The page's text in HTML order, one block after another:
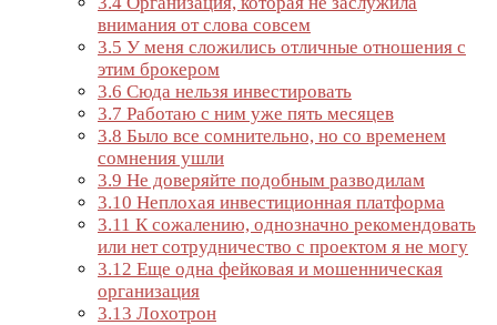
внимания от слова совсем
3.5 У меня сложились отличные отношения с
этим брокером
3.6 Сюда нельзя инвестировать
3.7 Работаю с ним уже пять месяцев
3.8 Было все сомнительно, но со временем
сомнения ушли
3.9 Не доверяйте подобным разводилам
3.10 Неплохая инвестиционная платформа
3.11 К сожалению, однозначно рекомендовать
или нет сотрудничество с проектом я не могу
3.12 Еще одна фейковая и мошенническая
организация
3.13 Лохотрон